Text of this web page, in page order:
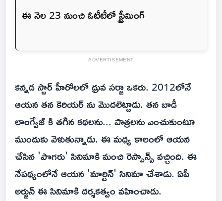
ఈ నెల 23 నుంచి ఓటీటీలో స్ట్రీమింగ్
ADVERTISEMENT
కన్నడ స్టార్ హీరోలలో ధ్రువ సర్జా ఒకరు. 2012లోనే
ఆయన తన కెరియర్ ను మొదలెట్టాడు. తన బాడీ
లాంగ్వేజ్ కి తగిన కథలను... పాత్రలను ఎంచుకుంటూ
ముందుకు వెళుతున్నాడు. ఈ మధ్య కాలంలో ఆయన
చేసిన 'పొగరు' సినిమాకి మంచి రెస్పాన్స్ వచ్చింది. ఈ
నేపథ్యంలోనే ఆయన 'మార్టిన్' సినిమా చేశాడు. ఏపీ
అర్జున్ ఈ సినిమాకి దర్శకత్వం వహించాడు.